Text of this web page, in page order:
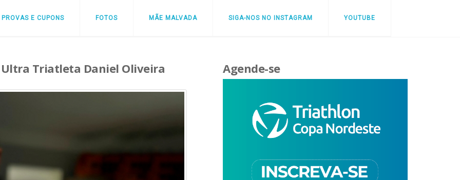
PROVAS E CUPONS FOTOS MÃE MALVADA SIGA-NOS NO INSTAGRAM YOUTUBE
Triatleta Daniel Oliveira Agende-se